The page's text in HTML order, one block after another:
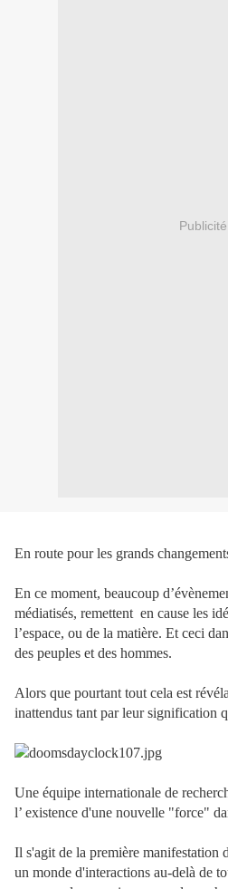
Publicité
En route pour les grands
En ce moment, beaucoup
médiatisés, remettent en cause les
l’espace, ou de la matière. Et ceci
des peuples et des hommes.
Alors que pourtant tout cela est
inattendus tant par leur signification
Une équipe internationale de
l’ existence d'une nouvelle "force"
Il s'agit de la première manifestation
un monde d'interactions au-delà de